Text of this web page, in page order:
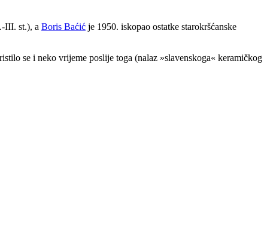
III. st.), a Boris Baćić je 1950. iskopao ostatke starokršćanske
se i neko vrijeme poslije toga (nalaz »slavenskoga« keramičkog